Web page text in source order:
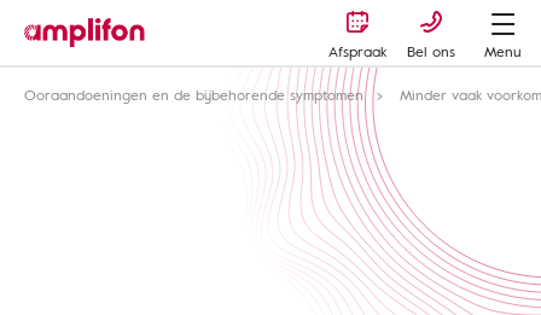
Afspraak Bel ons
Menu
Ooraandoeningen en de bijbehorende symptomen
Minder vaak